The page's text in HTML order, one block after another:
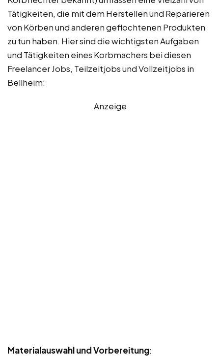
Tätigkeiten, die mit dem Herstellen und Reparieren
von Körben und anderen geflochtenen Produkten
zu tun haben. Hier sind die wichtigsten Aufgaben
und Tätigkeiten eines Korbmachers bei diesen
Freelancer Jobs, Teilzeitjobs und Vollzeitjobs in
Bellheim:
Anzeige
Materialauswahl und Vorbereitung: